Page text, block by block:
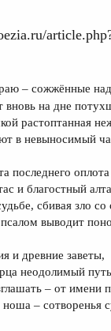
– сожжённые
на дне
растоптанная
в невыносимый
последнего
и благостный
сбивая зло со
выводит
и древние заветы,
неодолимый
– от имени
– сотворенья